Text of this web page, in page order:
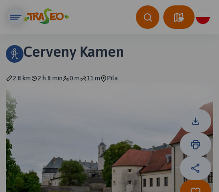
Cerveny Kamen
2.8 km 2 h 8 min 0 m 11 m Pila